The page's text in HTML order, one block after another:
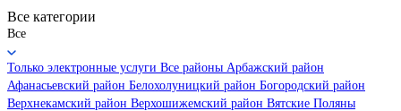
Все категории
Все
Только электронные услуги Все районы Арбажский район
Афанасьевский район Белохолуницкий район Богородский район
Верхнекамский район Верхошижемский район Вятские Поляны